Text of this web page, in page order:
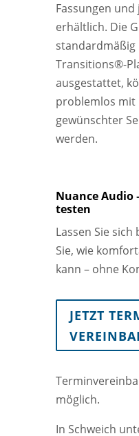
Fassungen und
erhältlich. Die
Transitions®-
ausgestattet,
problemlos mit
gewünschter
werden.
Nuance
testen
Lassen Sie
Sie, wie
kann – ohne
JETZT
möglich.
In Schweich